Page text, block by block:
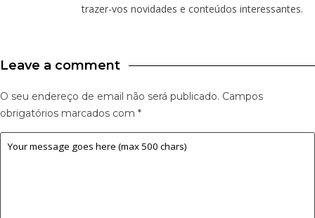
trazer-vos novidades e conteúdos interessantes.
Leave a comment
O seu endereço de email não será publicado. Campos
obrigatórios marcados com *